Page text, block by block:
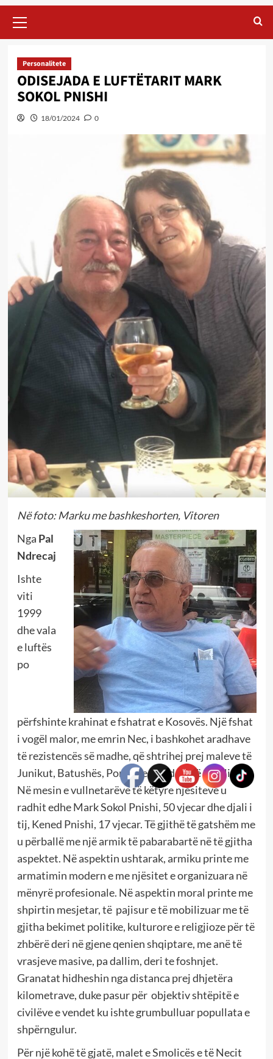
Menu
Personalitete
ODISEJADA E LUFTËTARIT MARK
SOKOL PNISHI
18/01/2024 0
Në foto: Marku me bashkeshorten, Vitoren
Nga Pal
Ndrecaj
Ishte
viti
1999
dhe vala
e luftës
po
përfshinte krahinat e fshatrat e Kosovës. Një fshat
i vogël malor, me emrin Nec, i bashkohet aradhave
të rezistencës së madhe, që shtrihej prej maleve të
Junikut, Batushës, Ponoshecit e deri në Smolicë.
Në mesin e vullnetarëve të këtyre njësiteve u
radhit edhe Mark Sokol Pnishi, 50 vjecar dhe djali i
tij, Kened Pnishi, 17 vjecar. Të gjithë të gatshëm me
u përballë me një armik të pabarabartë në të gjitha
aspektet. Në aspektin ushtarak, armiku printe me
armatimin modern e me njësitet e organizuara në
mënyrë profesionale. Në aspektin moral printe me
shpirtin mesjetar, të pajisur e të mobilizuar me të
gjitha bekimet politike, kulturore e religjioze për të
zhbërë deri në gjene qenien shqiptare, me anë të
vrasjeve masive, pa dallim, deri te foshnjet.
Granatat hidheshin nga distanca prej dhjetëra
kilometrave, duke pasur për objektiv shtëpitë e
civilëve e vendet ku ishte grumbulluar popullata e
shpërngulur.
Për një kohë të gjatë, malet e Smolicës e të Necit